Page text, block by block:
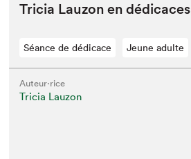
Tri­cia Lau­zon en dédicaces
Séance de dédicace Jeune adulte
Auteur·rice
Tricia Lauzon